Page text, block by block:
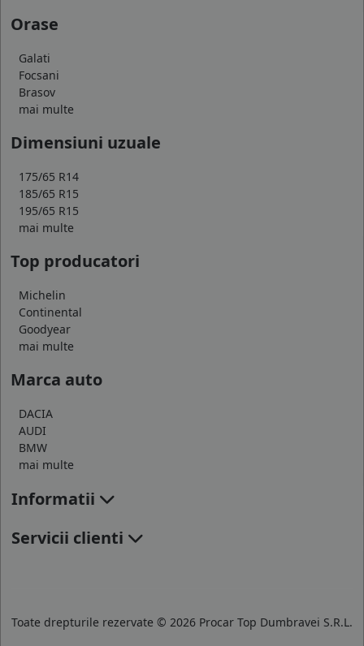
Orase
Galati
Focsani
Brasov
mai multe
Dimensiuni uzuale
175/65 R14
185/65 R15
195/65 R15
mai multe
Top producatori
Michelin
Continental
Goodyear
mai multe
Marca auto
DACIA
AUDI
BMW
mai multe
Informatii
Servicii clienti
Toate drepturile rezervate © 2026 Procar Top Dumbravei S.R.L.